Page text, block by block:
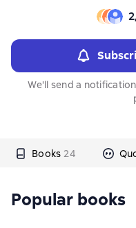
We'll send a
Books 24
Popular books